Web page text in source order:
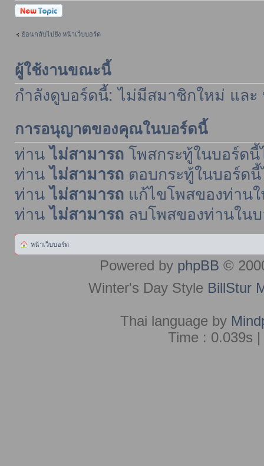
ตั้งกระทู้ใหม่
ย้อนกลับไปยัง หน้าเว็บบอร์ด
ผู้ใช้งานขณะนี้
กำลังดูบอร์ดนี้: ไม่มีสมาชิกใหม่ แล
การอนุญาตของคุณในบอร์ดนี้
ท่าน ไม่สามารถโพสกระทู้ในบอร์ดนี้
ท่าน ไม่สามารถตอบกระทู้ในบอร์ดนี้
ท่าน ไม่สามารถแก้ไขโพสของท่าน
ท่าน ไม่สามารถลบโพสของท่านใน
หน้าเว็บบอร์ด
Powered by phpBB ©
Winter's Day Style BillStur
Thai language by
Time : 0.039s